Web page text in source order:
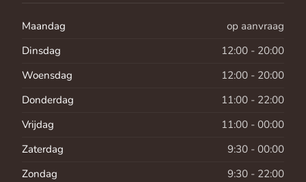
Maandag
op aanvraag
Dinsdag
12:00 - 20:00
Woensdag
12:00 - 20:00
Donderdag
11:00 - 22:00
Vrijdag
11:00 - 00:00
Zaterdag
9:30 - 00:00
Zondag
9:30 - 22:00